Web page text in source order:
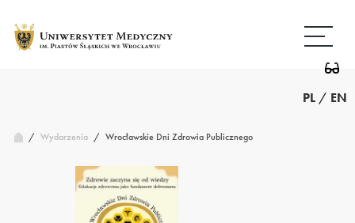
treści
strony
PL / EN
/ Wydarzenia / Wrocławskie Dni Zdrowia Publicznego